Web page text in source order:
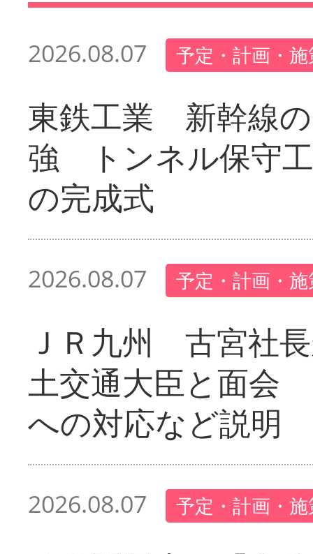
2026.08.07 予定・計画・
東鉄工業 新幹線
強 トンネル保守
の完成式
2026.08.07 予定・計画・
ＪＲ九州 古宮社
土交通大臣と面会
への対応など説明
2026.08.07 予定・計画・